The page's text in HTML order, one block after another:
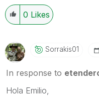
0 Likes
Sorrakis01
In response to
Hola Emilio,